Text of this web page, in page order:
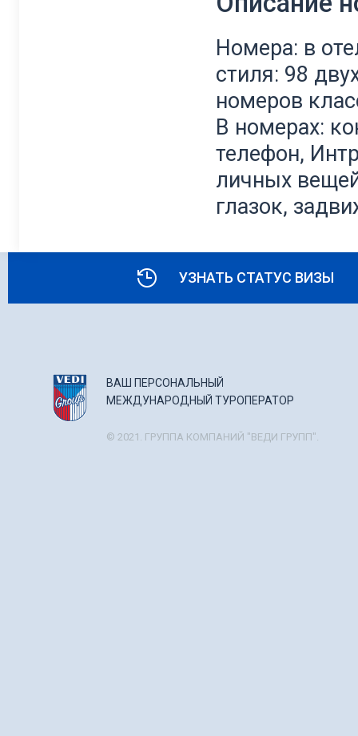
Номера: в
стиля: 98
номеров
В номерах:
телефон,
личных
глазок,
УЗНАТЬ СТАТУС ВИЗЫ
ВАШ ПЕРСОНАЛЬНЫЙ
МЕЖДУНАРОДНЫЙ ТУРОПЕРАТОР
© 2021. ГРУППА КОМПАНИЙ "ВЕДИ ГРУПП".